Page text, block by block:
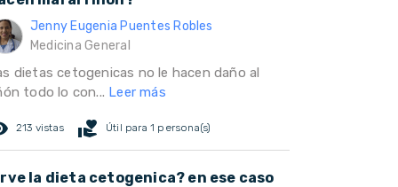
Jenny Eugenia Puentes Robles
Medicina General
dietas cetogenicas no le hacen daño al
todo lo con... Leer más
213 vistas volunteer_activism Útil para 1 persona(s)
la dieta cetogenica? en ese caso